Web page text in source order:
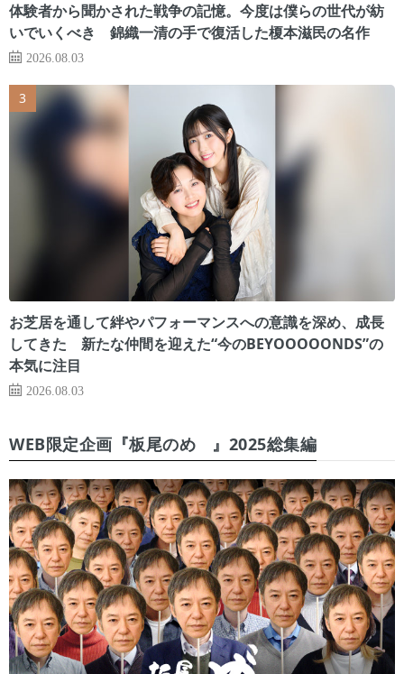
体験者から聞かされた戦争の記憶。今度は僕らの世代が紡
いでいくべき 錦織一清の手で復活した榎本滋民の名作
2026.08.03
お芝居を通して絆やパフォーマンスへの意識を深め、成長
してきた 新たな仲間を迎えた“今のBEYOOOOONDS”の
本気に注目
2026.08.03
WEB限定企画『板尾のめ゙』2025総集編